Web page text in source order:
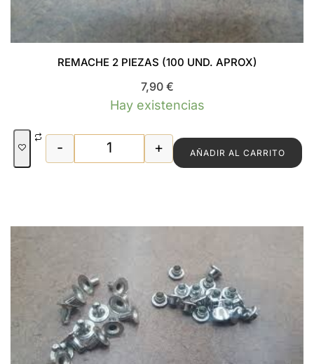
REMACHE 2 PIEZAS (100 UND. APROX)
7,90 €
Hay existencias
REMACHE 2 PIEZAS (100 UND.
- + AÑADIR AL CARRITO